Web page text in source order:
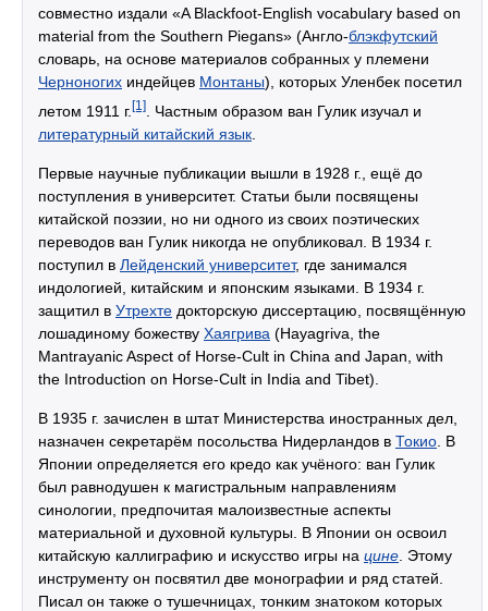
совместно издали «A Blackfoot-English vocabulary based on
material from the Southern Piegans» (Англо-блэкфутский
словарь, на основе материалов собранных у племени
Черноногих индейцев Монтаны), которых Уленбек посетил
летом 1911 г.[1]
. Частным образом ван Гулик изучал и
литературный китайский язык
Первые научные публикации вышли в 1928 г., ещё до
поступления в университет. Статьи были посвящены
китайской поэзии, но ни одного из своих поэтических
переводов ван Гулик никогда не опубликовал. В 1934 г.
поступил в Лейденский университет, где занимался
индологией, китайским и японским языками. В 1934 г.
защитил в Утрехте докторскую диссертацию, посвящённую
лошадиному божеству Хаягрива (Hayagriva, the
Mantrayanic Aspect of Horse-Cult in China and Japan, with
the Introduction on Horse-Cult in India and Tibet).
В 1935 г. зачислен в штат Министерства иностранных дел,
назначен секретарём посольства Нидерландов в Токио . В
Японии определяется его кредо как учёного: ван Гулик
был равнодушен к магистральным направлениям
синологии, предпочитая малоизвестные аспекты
материальной и духовной культуры. В Японии он освоил
китайскую каллиграфию и искусство игры на цине . Этому
инструменту он посвятил две монографии и ряд статей.
Писал он также о тушечницах, тонким знатоком которых